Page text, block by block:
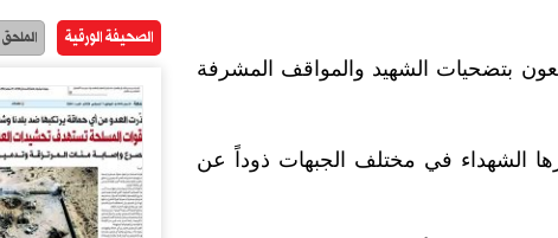
بتضحيات الشهيد والمواقف المشرفة
الشهداء في مختلف الجبهات ذوداً عن
الصحيفة الورقية الملحق